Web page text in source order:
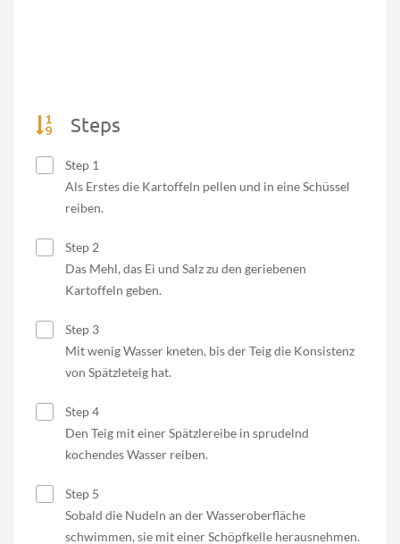
Steps
Step 1
Als Erstes die Kartoffeln pellen und in eine Schüssel
reiben.
Step 2
Das Mehl, das Ei und Salz zu den geriebenen
Kartoffeln geben.
Step 3
Mit wenig Wasser kneten, bis der Teig die Konsistenz
von Spätzleteig hat.
Step 4
Den Teig mit einer Spätzlereibe in sprudelnd
kochendes Wasser reiben.
Step 5
Sobald die Nudeln an der Wasseroberfläche
schwimmen, sie mit einer Schöpfkelle herausnehmen.